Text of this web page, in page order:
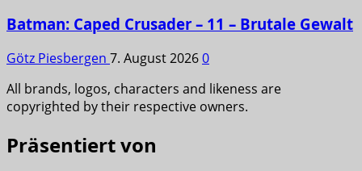
Batman: Caped Crusader – 11 – Brutale Gewalt
Götz Piesbergen 7. August 20260
All brands, logos, characters and likeness are
copyrighted by their respective owners.
Präsentiert von